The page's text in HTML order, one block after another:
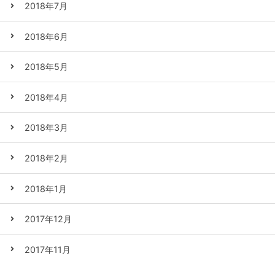
2018年7月
2018年6月
2018年5月
2018年4月
2018年3月
2018年2月
2018年1月
2017年12月
2017年11月